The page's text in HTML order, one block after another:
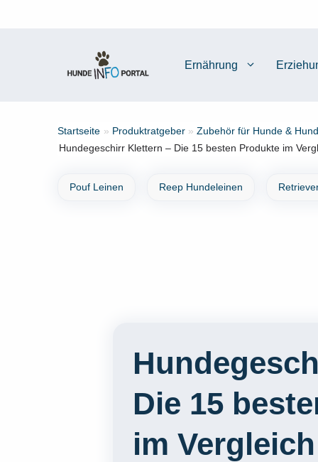
Ernährung
Startseite » Produktratgeber » Zubehör für Hunde &
Hundegeschirr Klettern – Die 15 besten Produkte im
Pouf Leinen Reep Hundeleinen
Die 15
im Vergleich